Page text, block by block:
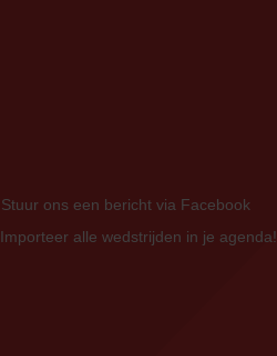
Stuur ons een bericht via Facebook
Importeer alle wedstrijden in je agenda!